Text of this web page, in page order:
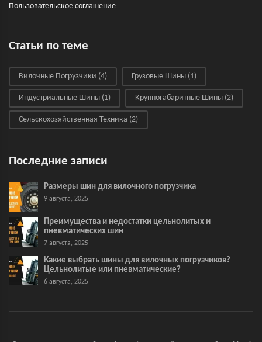
Пользовательское соглашение
Статьи по теме
Вилочные Погрузчики (4) Грузовые Шины (1)
Индустриальные Шины (1) Крупногабаритные Шины (2)
Сельскохозяйственная Техника (2)
Последние записи
Размеры шин для вилочного погрузчика
9 августа, 2025
Преимущества и недостатки цельнолитых и
пневматических шин
7 августа, 2025
Какие выбрать шины для вилочных погрузчиков?
Цельнолитые или пневматические?
6 августа, 2025